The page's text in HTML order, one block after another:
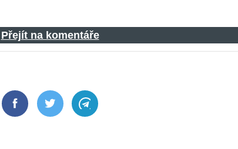
Přejít na komentáře
FacebookTwitter Telegram